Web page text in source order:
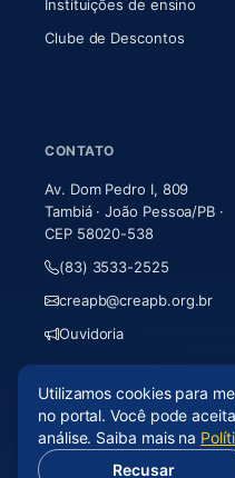
Instituições de ensino
Clube de Descontos
CONTATO
Av. Dom Pedro I, 809
Tambiá · João Pessoa/PB ·
CEP 58020-538
(83) 3533-2525
creapb@creapb.org.br
Ouvidoria
© 2026 CREA-PB · Todos os
Acessibilidade
Mapa do site·
Utilizamos cookies para
no portal. Você pode
análise. Saiba mais na
Recusar